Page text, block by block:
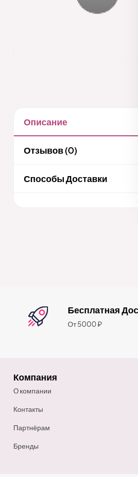
Описание
Отзывов (0)
Способы Доставки
Бесплатная
От 5000 ₽
Компания
О компании
Контакты
Партнёрам
Бренды